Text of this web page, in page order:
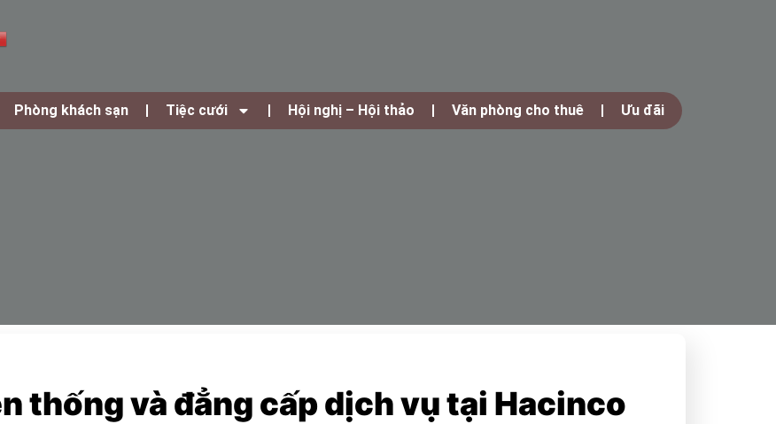
Phòng khách sạn Tiệc cưới Hội nghị – Hội thảo Văn phòng cho thuê Ưu đãi
thống và đẳng cấp dịch vụ tại Hacinco